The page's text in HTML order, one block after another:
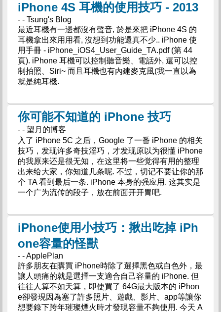
iPhone 4S 耳機的使用技巧 - 2013
- - Tsung's Blog
最近耳機有一邊都沒有聲音, 於是來把 iPhone 4S 的
耳機拿出來用用看, 沒想到功能還真不少.. iPhone 使
用手冊 - iPhone_iOS4_User_Guide_TA.pdf (第 44
頁). iPhone 耳機可以控制聽音樂、電話外, 還可以控
制拍照、Siri~ 而且耳機也有內建麥克風(我一直以為
就是純耳機.
你可能不知道的 iPhone 技巧
- - 望月的博客
入了 iPhone 5C 之后，Google 了一番 iPhone 的相关
技巧，发现许多奇技淫巧，才发现原以为很懂 iPhone
的我原来还是很无知，在这里将一些觉得有用的整理
出来给大家，你知道几条呢. 不过，切记不要让你的那
个 TA 看到最后一条. iPhone 本身的强应用. 这其实是
一个广为流传的段子，放在前面开开胃吧.
iPhone使用小技巧：揪出吃掉 iPh
one容量的怪獸
- - ApplePlan
許多朋友在購買 iPhone時除了選擇黑色或白色外，最
讓人頭痛的就是選擇一支適合自己容量的 iPhone. 但
往往人算不如天算，即使買了 64G最大版本的 iPhon
e卻發現因為塞了許多照片、遊戲、影片、app等讓你
想要錄下跨年璀璨煙火時才發現容量不夠使用. 今天 A